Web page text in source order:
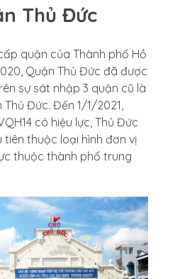
Thủ Đức
quận của Thành phố Hồ
Quận Thủ Đức đã được
sự sát nhập 3 quận cũ là
Đức. Đến 1/1/2021,
có hiệu lực, Thủ Đức
thuộc loại hình đơn vị
thuộc thành phố trung